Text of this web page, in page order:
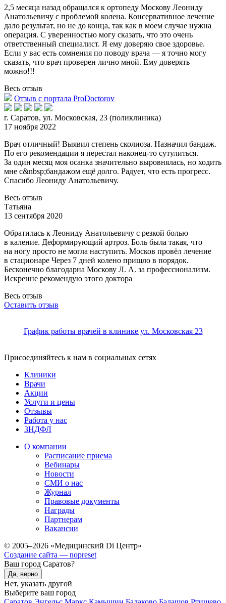
2,5 месяца назад обращался к ортопеду Москову Леониду
Анатольевичу с проблемой колена. Консервативное лечение
дало результат, но не до конца, так как в моем случае нужна
операция. С уверенностью могу сказать, что это очень
ответственный специалист. Я ему доверяю свое здоровье.
Если у вас есть сомнения по поводу врача — я точно могу
сказать, что врач проверен лично мной. Ему доверять
можно!!!
Весь отзыв
Отзыв с портала ProDoctorov
г. Саратов, ул. Московская, 23 (поликлиника)
17 ноября 2022
Врач отличный! Выявил степень сколиоза. Назначил бандаж.
По его рекомендации я перестал наконец-то сутулиться.
За один месяц моя осанка значительно выровнялась, но ходить
мне с&nbsp;бандажом ещё долго. Радует, что есть прогресс.
Спасибо Леониду Анатольевичу.
Весь отзыв
Татьяна
13 сентября 2020
Обратилась к Леониду Анатольевичу с резкой болью
в каление. Деформирующий артроз. Боль была такая, что
на ногу просто не могла наступить. Москов провёл лечение
в стационаре Через 7 дней колено пришло в порядок.
Бесконечно благодарна Москову Л. А. за профессионализм.
Искренне рекомендую этого доктора
Весь отзыв
Оставить отзыв
График работы врачей в клинике ул. Московская 23
Присоединяйтесь к нам в социальных сетях
Клиники
Врачи
Акции
Услуги и цены
Отзывы
Работа у нас
3НДФЛ
О компании
Расписание приема
Вебинары
Новости
СМИ о нас
Журнал
Правовые документы
Награды
Партнерам
Вакансии
© 2005–2026 «Медицинский Di Центр»
Создание сайта — nopreset
Ваш город Саратов?
Да, верно
Нет, указать другой
Выберите ваш город